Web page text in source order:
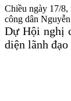
Chiều ngày 17/
công dân
Dự Hội nghị
diện lãnh